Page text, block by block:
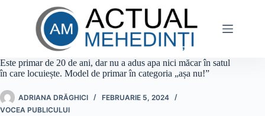
Este primar de 20 de ani, dar nu a adus apa nici măcar în satul
în care locuiește. Model de primar în categoria „așa nu!”
ADRIANA DRĂGHICI
FEBRUARIE 5, 2024
VOCEA PUBLICULUI